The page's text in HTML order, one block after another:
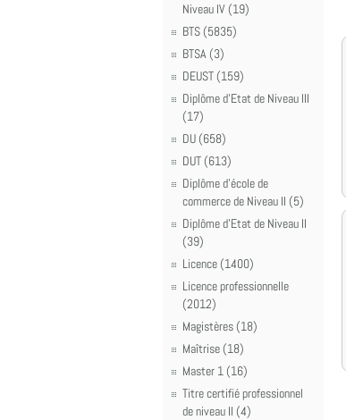
Niveau IV (19)
BTS (5835)
BTSA (3)
DEUST (159)
Diplôme d'Etat de Niveau III
(17)
DU (658)
DUT (613)
Diplôme d'école de
commerce de Niveau II (5)
Diplôme d'Etat de Niveau II
(39)
Licence (1400)
Licence professionnelle
(2012)
Magistères (18)
Maîtrise (18)
Master 1 (16)
Titre certifié professionnel
de niveau II (4)